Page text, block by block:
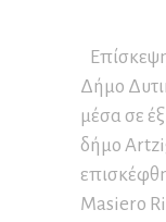
Δήμο
μέσα σε
δήμο
Masiero